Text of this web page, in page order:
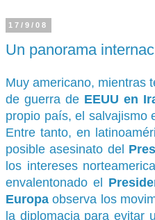
17/9/08
Un panorama
Muy americano, mientras
de guerra de EEUU en
propio país, el salvajismo
Entre tanto, en
posible asesinato del
los intereses
envalentonado el
Europa observa los
la diplomacia para evitar